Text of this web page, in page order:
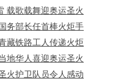
载歌载舞迎奥运圣火
务部长任首棒火炬手
藏铁路工人传递火炬
地华人喜迎奥运圣火
火护卫队员令人感动